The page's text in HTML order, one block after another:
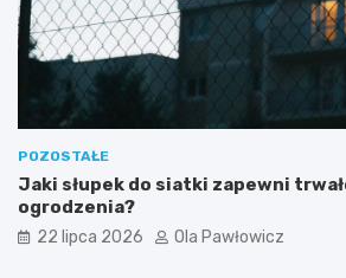
POZOSTAŁE
Jaki słupek do siatki zapewni
ogrodzenia?
22 lipca 2026 Ola Pawłowicz